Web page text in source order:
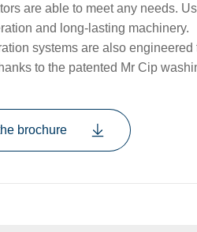
are able to meet any needs.
and long-lasting machinery.
systems are also
to the patented Mr Cip
brochure